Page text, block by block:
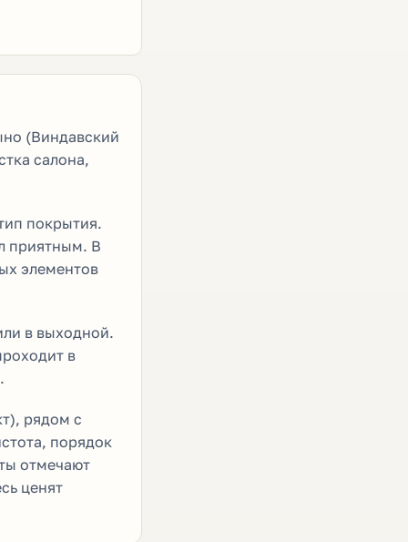
(Виндавский
салона,
покрытия.
приятным. В
элементов
в выходной.
в
рядом с
порядок
отмечают
ценят